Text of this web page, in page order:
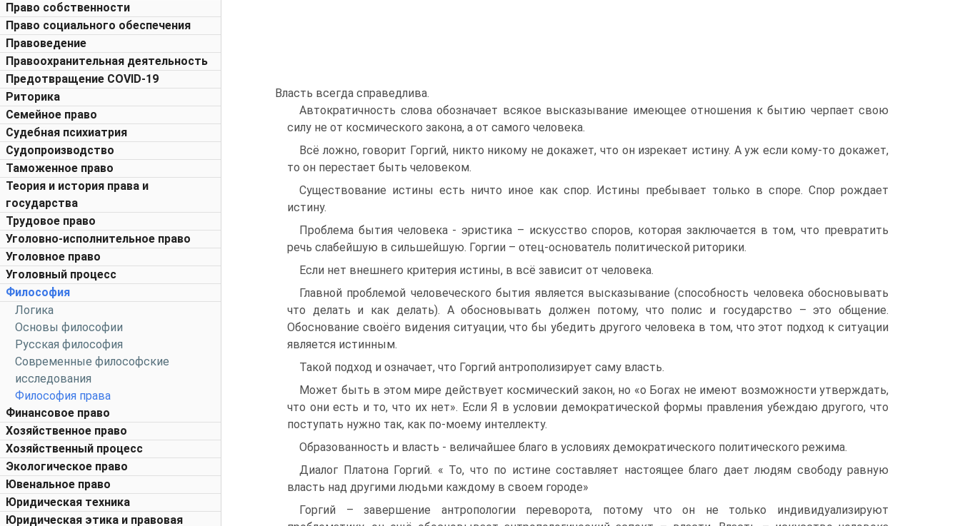
Право собственности
Право социального обеспечения
Правоведение
Правоохранительная деятельность
Предотвращение COVID-19
Риторика
Семейное право
Судебная психиатрия
Судопроизводство
Таможенное право
Теория и история права и
государства
Трудовое право
Уголовно-исполнительное право
Уголовное право
Уголовный процесс
Философия
Логика
Основы философии
Русская философия
Современные философские
исследования
Философия права
Финансовое право
Хозяйственное право
Хозяйственный процесс
Экологическое право
Ювенальное право
Юридическая техника
Юридическая этика и правовая
Власть всегда справедлива.
Автократичность слова обозначает всякое высказывание имеющее отношения к бытию черпает свою
силу не от космического закона, а от самого человека.
Всё ложно, говорит Горгий, никто никому не докажет, что он изрекает истину. А уж если кому-то докажет,
то он перестает быть человеком.
Существование истины есть ничто иное как спор. Истины пребывает только в споре. Спор рождает
истину.
Проблема бытия человека - эристика – искусство споров, которая заключается в том, что превратить
речь слабейшую в сильшейшую. Горгии – отец-основатель политической риторики.
Если нет внешнего критерия истины, в всё зависит от человека.
Главной проблемой человеческого бытия является высказывание (способность человека обосновывать
что делать и как делать). А обосновывать должен потому, что полис и государство – это общение.
Обоснование своёго видения ситуации, что бы убедить другого человека в том, что этот подход к ситуации
является истинным.
Такой подход и означает, что Горгий антрополизирует саму власть.
Может быть в этом мире действует космический закон, но «о Богах не имеют возможности утверждать,
что они есть и то, что их нет». Если Я в условии демократической формы правления убеждаю другого, что
поступать нужно так, как по-моему интеллекту.
Образованность и власть - величайшее благо в условиях демократического политического режима.
Диалог Платона Горгий. « То, что по истине составляет настоящее благо дает людям свободу равную
власть над другими людьми каждому в своем городе»
Горгий – завершение антропологии переворота, потому что он не только индивидуализируют